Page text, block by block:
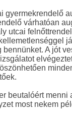
gyermekrendelő
várhatóan
utcai
A jót
beutalóért
most nekem